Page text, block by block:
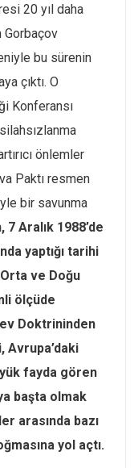
20 yıl daha
Gorbaçov
bu sürenin
çıktı. O
Konferansı
önlemler
Paktı resmen
bir savunma
7 Aralık 1988’de
yaptığı tarihi
ve Doğu
ölçüde
Doktrininden
fayda gören
başta olmak
arasında bazı
yol açtı.